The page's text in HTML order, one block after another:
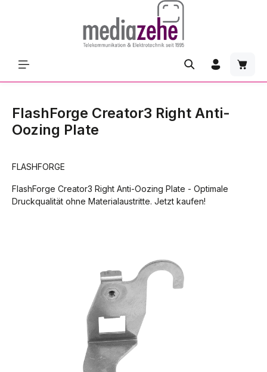
FlashForge Creator3 Right Anti-
Oozing Plate
FLASHFORGE
FlashForge Creator3 Right Anti-Oozing Plate - Optimale
Druckqualität ohne Materialaustritte. Jetzt kaufen!